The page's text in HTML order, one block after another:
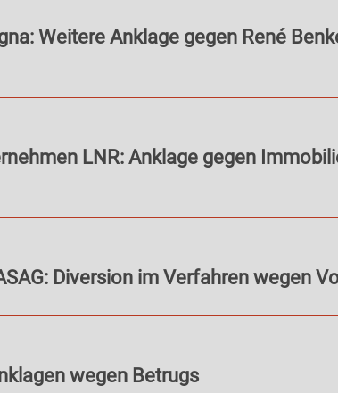
Weitere Anklage gegen René
LNR: Anklage gegen
Diversion im Verfahren wegen
wegen Betrugs